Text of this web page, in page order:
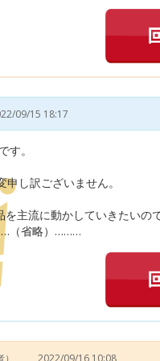
09/15 18:17
す。
し訳ございません。
を主流に動かしていきたいの
（省略）………
2022/09/16 10:08